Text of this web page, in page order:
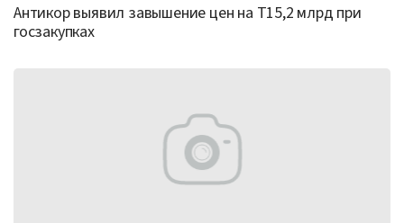
Антикор выявил завышение цен на Т15,2 млрд при
госзакупках